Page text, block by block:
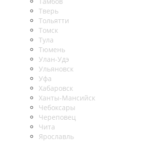
Тверь
Тольятти
Томск
Тула
Тюмень
Улан-Удэ
Ульяновск
Уфа
Хабаровск
Ханты-Мансийск
Чебоксары
Череповец
Чита
Ярославль